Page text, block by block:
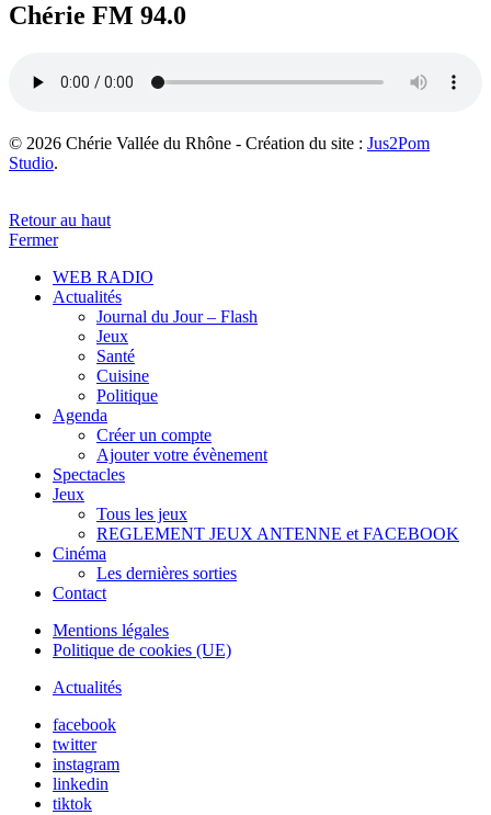
Chérie FM 94.0
© 2026 Chérie Vallée du Rhône - Création du site : Jus2Pom
Studio.
Retour au haut
Fermer
WEB RADIO
Actualités
Journal du Jour – Flash
Jeux
Santé
Cuisine
Politique
Agenda
Créer un compte
Ajouter votre évènement
Spectacles
Jeux
Tous les jeux
REGLEMENT JEUX ANTENNE et FACEBOOK
Cinéma
Les dernières sorties
Contact
Mentions légales
Politique de cookies (UE)
Actualités
facebook
twitter
instagram
linkedin
tiktok